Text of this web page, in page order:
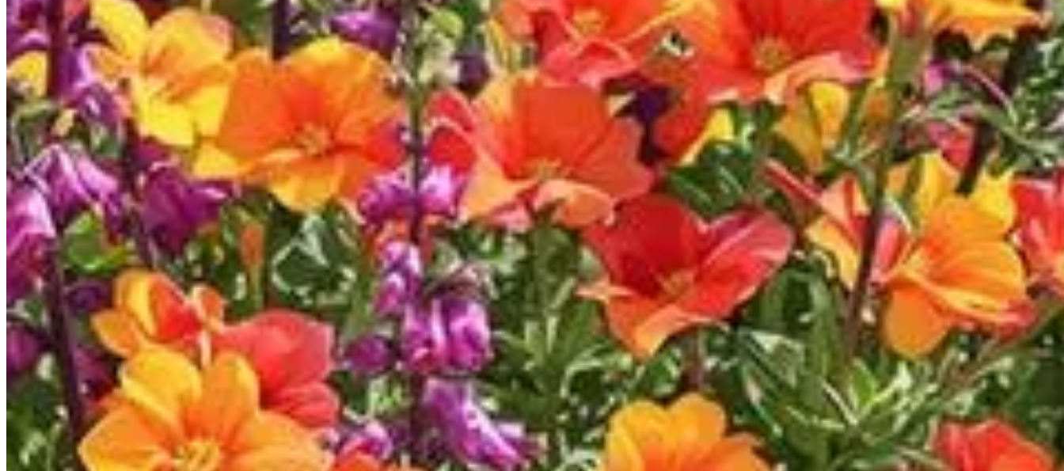
Publié le11 mai 2025 à 09:00
Découvrez la giroflée des murailles, une plante capable de transfigurer les murs délabrés et les terrains secs en paysages éblouissants. Avec sa floraison dès le mois de mai, cette vivace
démontre une résilience impressionnante, prospérant là où d'autres plantes échouent. Appréciée pour ses couleurs vives comme l’orange cuivré ou le mauve, elle devient un choix de
prédilection pour ceux recherchant simplicité et esthétique. Les jardiniers amateurs comme experts y trouveront une alliée parfaite pour embellir des espaces négligés sans efforts
considérables.
La giroflée des murailles : une plante vivace adaptée aux conditions arides
La giroflée des murailles, Erysimum cheiri de son nom scientifique, s’épanouit dans les environnements secs et caillouteux. D'origine méditerranéenne, elle a développé une tolérance
exceptionnelle aux terrains pauvres en eau. Ce qui la rend idéale pour des murs en ruine ou des jardinières peu arrosées. Vous serez surpris de constater à quel point elle peut transformer
des espaces souvent jugés inexploitables. Elle élargit ainsi les options horticoles des passionnés cherchant à maximiser chaque recoin de leur jardin, même ceux considérés comme
inhospitaliers.
Le choix du sol et exposition idéale pour une giroflée épanouie
Il est primordial d’offrir à cette plante des conditions basées sur un bon drainage. Un sol trop humide risque de compromettre sa croissance et sa floraison. Placez-la en plein soleil pour
qu’elle puisse s’épanouir de manière optimale. Ces exigences minimales garantiront une longévité accrue allant de deux à quatre années tout en assurant une floraison vivace et colorée.
Résilience et semis naturel : la pérennité de la giroflée
L'un des atouts majeurs de la giroflée réside dans sa capacité à se ressèmer naturellement, prolongeant par conséquent son cycle de vie sans intervention humaine requise. Cela contribue
également à la création de tapis de fleurs aux teintes variées, réinventant perpétuellement votre espace de jardinage en toute autonomie.